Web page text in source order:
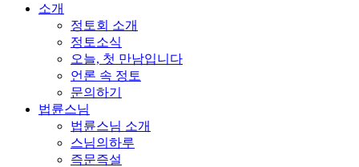
소개
정토회 소개
정토소식
오늘, 첫 만남입니다
언론 속 정토
문의하기
법륜스님
법륜스님 소개
스님의하루
즉문즉설